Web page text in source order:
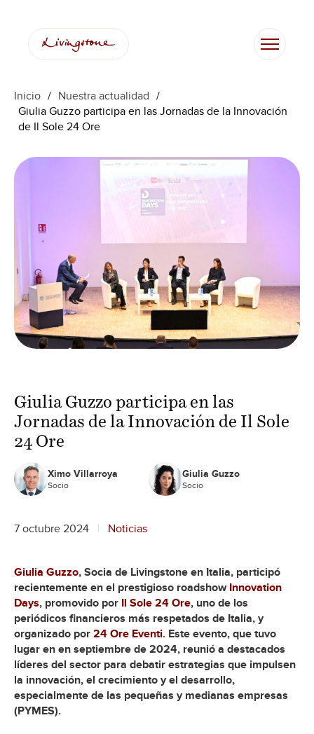
contenido
Inicio / Nuestra actualidad /
Giulia Guzzo participa en las Jornadas de la Innovación
de Il Sole 24 Ore
Giulia Guzzo participa en las
Jornadas de la Innovación de Il Sole
24 Ore
Ximo Villarroya
Socio
Giulia Guzzo
Socio
7 octubre 2024 Noticias
Giulia Guzzo, Socia de Livingstone en Italia, participó
recientemente en el prestigioso roadshow Innovation
Days, promovido por Il Sole 24 Ore, uno de los
periódicos financieros más respetados de Italia, y
organizado por 24 Ore Eventi. Este evento, que tuvo
lugar en en septiembre de 2024, reunió a destacados
líderes del sector para debatir estrategias que impulsen
la innovación, el crecimiento y el desarrollo,
especialmente de las pequeñas y medianas empresas
(PYMES).